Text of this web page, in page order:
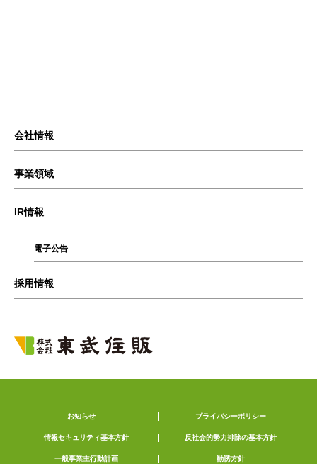
会社情報
事業領域
IR情報
電子公告
採用情報
お知らせ プライバシーポリシー
情報セキュリティ基本方針 反社会的勢力排除の基本方針
一般事業主行動計画 勧誘方針